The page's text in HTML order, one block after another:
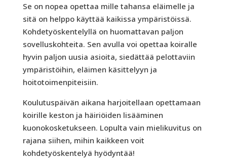
Se on nopea opettaa mille tahansa eläimelle ja
sitä on helppo käyttää kaikissa ympäristöissä.
Kohdetyöskentelyllä on huomattavan paljon
sovelluskohteita. Sen avulla voi opettaa koiralle
hyvin paljon uusia asioita, siedättää pelottaviin
ympäristöihin, eläimen käsittelyyn ja
hoitotoimenpiteisiin.
Koulutuspäivän aikana harjoitellaan opettamaan
koirille keston ja häiriöiden lisääminen
kuonokosketukseen. Lopulta vain mielikuvitus on
rajana siihen, mihin kaikkeen voit
kohdetyöskentelyä hyödyntää!